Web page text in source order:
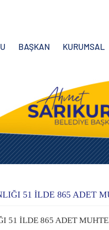
BAŞKAN KURUMSAL
51 İLDE 865 ADET
51 İLDE 865 ADET